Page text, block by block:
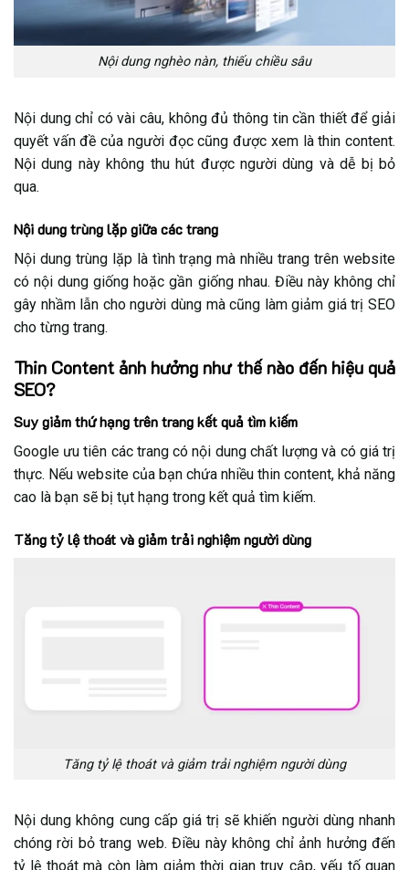
Nội dung nghèo nàn, thiếu chiều sâu
Nội dung chỉ có vài câu, không đủ thông tin cần thiết để giải
quyết vấn đề của người đọc cũng được xem là thin content.
Nội dung này không thu hút được người dùng và dễ bị bỏ
qua.
Nội dung trùng lặp giữa các trang
Nội dung trùng lặp là tình trạng mà nhiều trang trên website
có nội dung giống hoặc gần giống nhau. Điều này không chỉ
gây nhầm lẫn cho người dùng mà cũng làm giảm giá trị SEO
cho từng trang.
Thin Content ảnh hưởng như thế nào đến hiệu quả
SEO?
Suy giảm thứ hạng trên trang kết quả tìm kiếm
Google ưu tiên các trang có nội dung chất lượng và có giá trị
thực. Nếu website của bạn chứa nhiều thin content, khả năng
cao là bạn sẽ bị tụt hạng trong kết quả tìm kiếm.
Tăng tỷ lệ thoát và giảm trải nghiệm người dùng
Tăng tỷ lệ thoát và giảm trải nghiệm người dùng
Nội dung không cung cấp giá trị sẽ khiến người dùng nhanh
chóng rời bỏ trang web. Điều này không chỉ ảnh hưởng đến
tỷ lệ thoát mà còn làm giảm thời gian truy cập, yếu tố quan